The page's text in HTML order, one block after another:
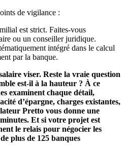
de vigilance :
est strict. Faites-vous
ou un conseiller juridique.
intégré dans le calcul
par la banque.
viser. Reste la vraie question
est-il à la hauteur ? À ce
examinent chaque détail,
d’épargne, charges existantes,
Pretto vous donne une
Et si votre projet est
le relais pour négocier les
plus de 125 banques